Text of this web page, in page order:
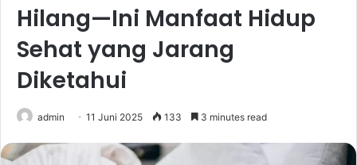
Hilang—Ini Manfaat Hidup
Sehat yang Jarang
Diketahui
admin 11 Juni 2025 133 3 minutes read